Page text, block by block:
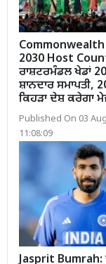
Commonwealth
2030 Host
ਰਾਸ਼ਟਰਮੰਡਲ ਖੇਡਾਂ
ਸ਼ਾਨਦਾਰ ਸਮਾਪਤੀ,
ਕਿਹੜਾ ਦੇਸ਼ ਕਰੇਗਾ
Published On 03
11:08:09
Jasprit Bumrah: